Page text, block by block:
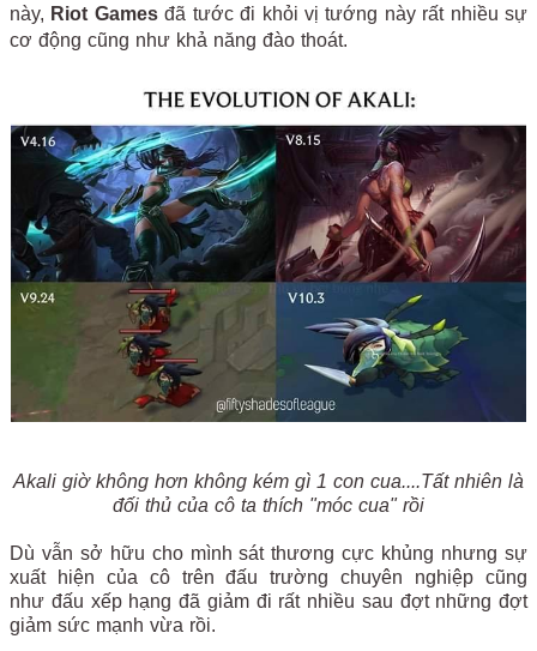
này, Riot Gamesđã tước đi khỏi vị tướng này rất nhiều sự
cơ động cũng như khả năng đào thoát.
Akali giờ không hơn không kém gì 1 con cua....Tất nhiên là
đối thủ của cô ta thích "móc cua" rồi
Dù vẫn sở hữu cho mình sát thương cực khủng nhưng sự
xuất hiện của cô trên đấu trường chuyên nghiệp cũng
như đấu xếp hạng đã giảm đi rất nhiều sau đợt những đợt
giảm sức mạnh vừa rồi.